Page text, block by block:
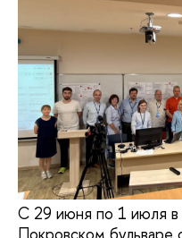
С 29 июня по 1 июля